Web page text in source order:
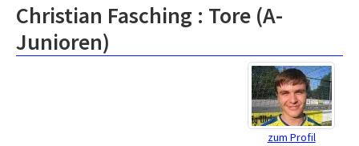
Christian Fasching : Tore (A-
Junioren)
zum Profil